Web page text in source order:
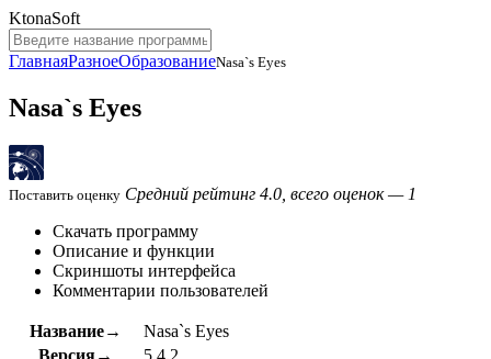
KtonaSoft
ГлавнаяРазноеОбразованиеNasa`s Eyes
Nasa`s Eyes
Поставить оценку Средний рейтинг 4.0, всего оценок — 1
Скачать программу
Описание и функции
Скриншоты интерфейса
Комментарии пользователей
Название→
Nasa`s Eyes
Версия→
5.4.2